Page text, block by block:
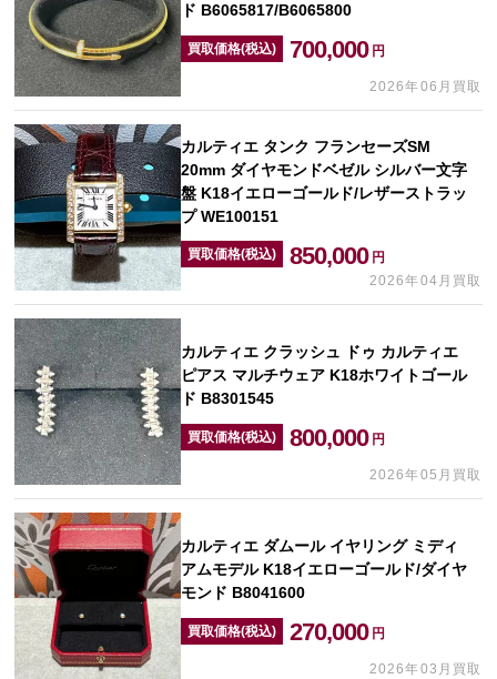
ド B6065817/B6065800
買取価格(税込) 700,000 円
2026年06月買取
カルティエ タンク フランセーズSM
20mm ダイヤモンドベゼル シルバー文字
盤 K18イエローゴールド/レザーストラッ
プ WE100151
買取価格(税込) 850,000 円
2026年04月買取
カルティエ クラッシュ ドゥ カルティエ
ピアス マルチウェア K18ホワイトゴール
ド B8301545
買取価格(税込) 800,000 円
2026年05月買取
カルティエ ダムール イヤリング ミディ
アムモデル K18イエローゴールド/ダイヤ
モンド B8041600
買取価格(税込) 270,000 円
2026年03月買取